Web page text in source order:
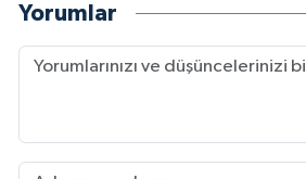
Yorumlar